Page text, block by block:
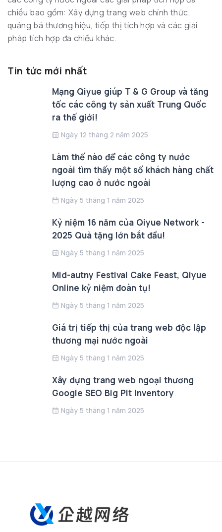
chiều bao gồm: Xây dựng trang web chính thức,
quảng bá thương hiệu, tiếp thị tích hợp và các giải
pháp tích hợp đa chiều khác.
Tin tức mới nhất
Mạng Qiyue giúp T & G Group và tăng
tốc các công ty sản xuất Trung Quốc
ra thế giới!
Ngày 12 tháng 2 năm 2025
Làm thế nào để các công ty nước
ngoài tìm thấy một số khách hàng chất
lượng cao ở nước ngoài
Ngày 5 tháng 1 năm 2025
Kỷ niệm 16 năm của Qiyue Network -
2025 Quà tặng lớn bắt đầu!
Ngày 5 tháng 1 năm 2025
Mid-autny Festival Cake Feast, Qiyue
Online kỷ niệm đoàn tụ!
Ngày 5 tháng 1 năm 2025
Giá trị tiếp thị của trang web độc lập
thương mại nước ngoài
Ngày 5 tháng 1 năm 2025
Xây dựng trang web ngoại thương
Google SEO Big Pit Inventory
Ngày 5 tháng 1 năm 2025